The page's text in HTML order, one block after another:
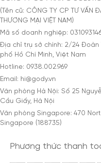
(Tên cũ: CÔNG TY CP TƯ VẤN
THƯƠNG MẠI VIỆT NAM)
Mã số doanh nghiệp:
Địa chỉ trụ sở chính: 2/24 Đoàn
phố Hồ Chí Minh, Việt Nam
Hotline: 0938.002.969
Email: hi@gody.vn
Văn phòng Hà Nội: Số 25
Cầu Giấy, Hà Nội
Văn phòng Singapore: 470
Singapore (188735)
Phương thức thanh